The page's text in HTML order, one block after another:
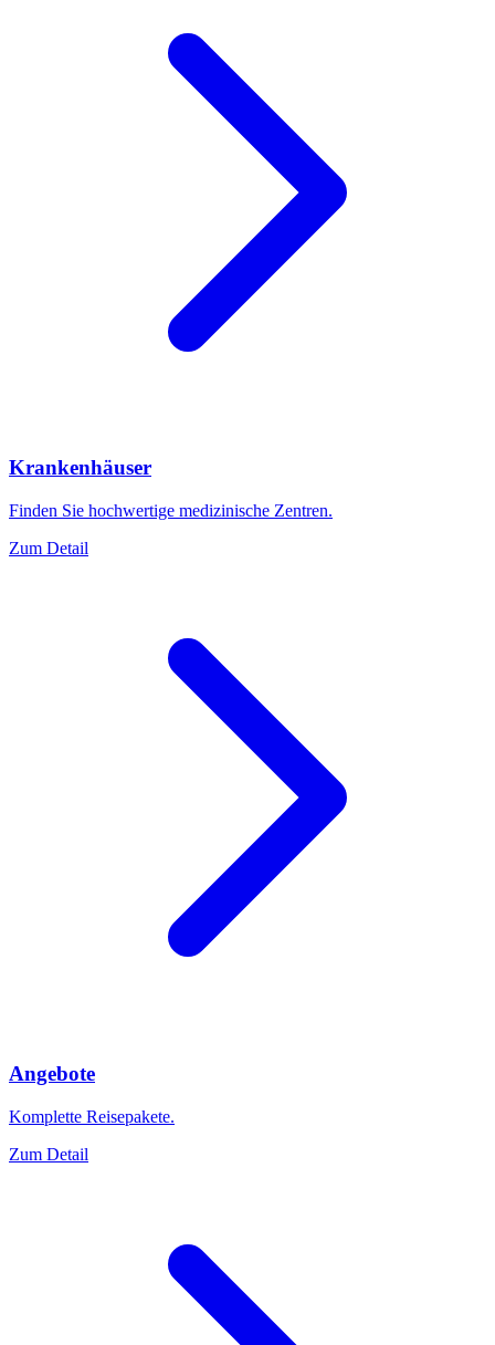
Krankenhäuser
Finden Sie hochwertige medizinische Zentren.
Zum Detail
Angebote
Komplette Reisepakete.
Zum Detail